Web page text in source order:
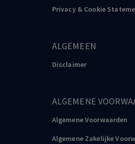
Privacy & Cookie
ALGEMEEN
Disclaimer
ALGEMENE
Algemene Voorwaarden
Algemene Zakelijke